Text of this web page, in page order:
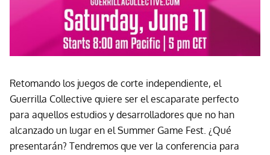
Retomando los juegos de corte independiente, el
Guerrilla Collective quiere ser el escaparate perfecto
para aquellos estudios y desarrolladores que no han
alcanzado un lugar en el Summer Game Fest. ¿Qué
presentarán? Tendremos que ver la conferencia para